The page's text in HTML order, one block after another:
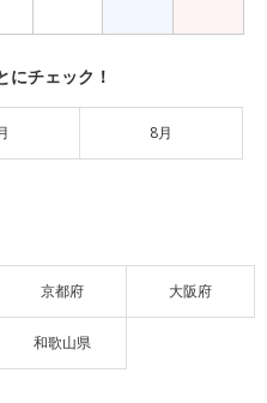
にチェック！
8月
京都府 大阪府
和歌山県